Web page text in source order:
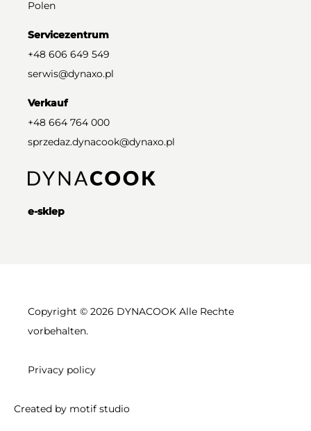
Polen
Servicezentrum
+48 606 649 549
serwis@dynaxo.pl
Verkauf
+48 664 764 000
sprzedaz.dynacook@dynaxo.pl
e-sklep
Copyright © 2026 DYNACOOK Alle Rechte
vorbehalten.
Privacy policy
Created by motif studio